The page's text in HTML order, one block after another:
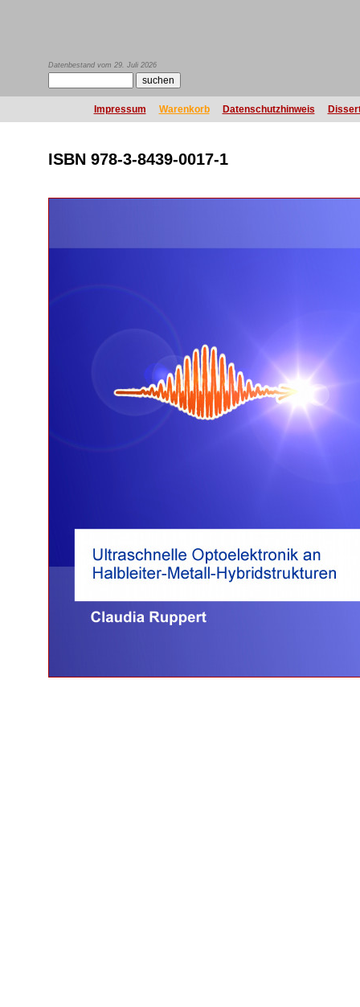
Datenbestand vom 29. Juli 2026
Impressum Warenkorb Datenschutzhinweis
ISBN 978-3-8439-0017-1